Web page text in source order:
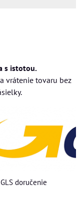
s istotou.
vrátenie tovaru bez
GLS doručenie